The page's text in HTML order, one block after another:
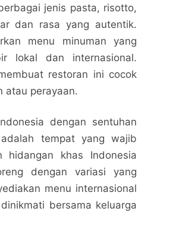
jenis pasta, risotto,
dan rasa yang autentik.
menu minuman yang
lokal dan internasional.
restoran ini cocok
atau perayaan.
dengan sentuhan
adalah tempat yang wajib
hidangan khas Indonesia
dengan variasi yang
menu internasional
bersama keluarga